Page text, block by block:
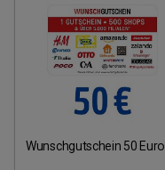
Wunschgutschein 50 Euro